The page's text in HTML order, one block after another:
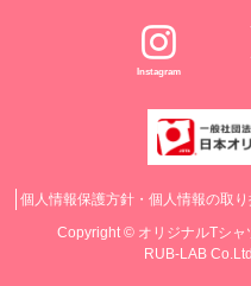
Instagram
個人情報保護方針・個人情報の取
Copyright © オリジナルTシャ
RUB-LAB